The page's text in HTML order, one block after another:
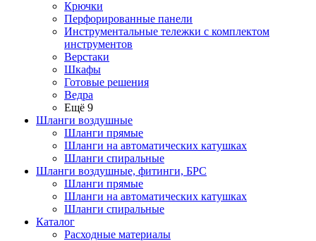
Крючки
Перфорированные панели
Инструментальные тележки с комплектом
инструментов
Верстаки
Шкафы
Готовые решения
Ведра
Ещё 9
Шланги воздушные
Шланги прямые
Шланги на автоматических катушках
Шланги спиральные
Шланги воздушные, фитинги, БРС
Шланги прямые
Шланги на автоматических катушках
Шланги спиральные
Каталог
Расходные материалы